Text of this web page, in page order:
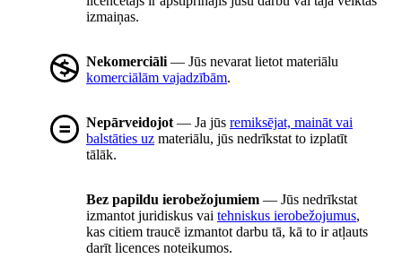
izmaiņas.
Nekomerciāli — Jūs nevarat lietot materiālu
komerciālām vajadzībām.
Nepārveidojot — Ja jūs remiksējat, maināt vai
balstāties uz materiālu, jūs nedrīkstat to izplatīt
tālāk.
Bez papildu ierobežojumiem — Jūs nedrīkstat
izmantot juridiskus vai tehniskus ierobežojumus,
kas citiem traucē izmantot darbu tā, kā to ir atļauts
darīt licences noteikumos.